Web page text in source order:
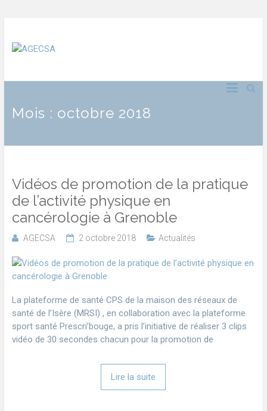
Mois : octobre 2018
Vidéos de promotion de la pratique
de l’activité physique en
cancérologie à Grenoble
AGECSA 2 octobre 2018 Actualités
La plateforme de santé CPS de la maison des réseaux de
santé de l’Isère (MRSI) , en collaboration avec la plateforme
sport santé Prescri’bouge, a pris l’initiative de réaliser 3 clips
vidéo de 30 secondes chacun pour la promotion de
Lire la suite